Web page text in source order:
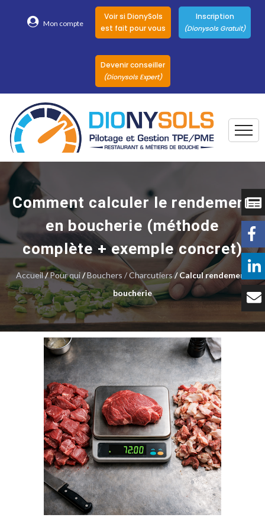
Mon compte
Voir si DionySols
est fait pour vous
Inscription
(Dionysols Gratuit)
Devenir conseiller
(Dionysols Expert)
Nos conseillers
DionySols
Nos versions
Nos autres
Solutions
Témoignages
Tarifs
Contact
Comment calculer le rendement
en boucherie (méthode
complète + exemple concret)
Accueil/Pour qui/Bouchers / Charcutiers/ Calcul rendement
boucherie